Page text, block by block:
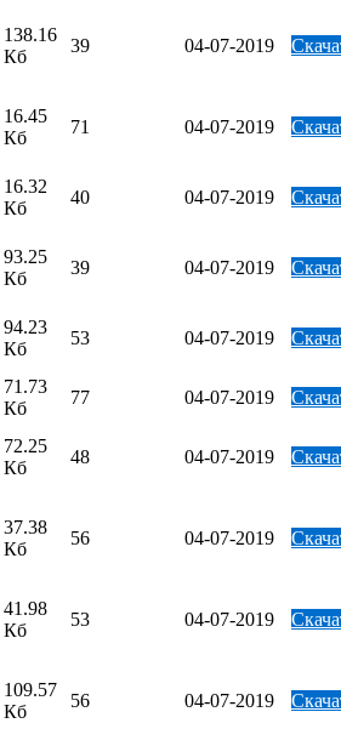
138.16
Кб
39 04-07-2019
16.45
Кб
71 04-07-2019
16.32
Кб
40 04-07-2019
93.25
Кб
39 04-07-2019
94.23
Кб
53 04-07-2019
71.73
Кб
77 04-07-2019
72.25
Кб
48 04-07-2019
37.38
Кб
56 04-07-2019
41.98
Кб
53 04-07-2019
109.57
Кб
56 04-07-2019